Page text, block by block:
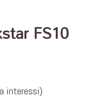
FS10
interessi)